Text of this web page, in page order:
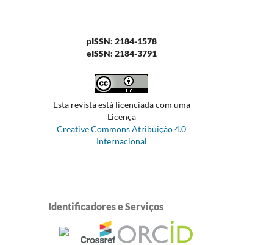
pISSN: 2184-1578
eISSN: 2184-3791
Esta revista está licenciada com uma
Licença
Creative Commons Atribuição 4.0
Internacional
Identificadores e Serviços